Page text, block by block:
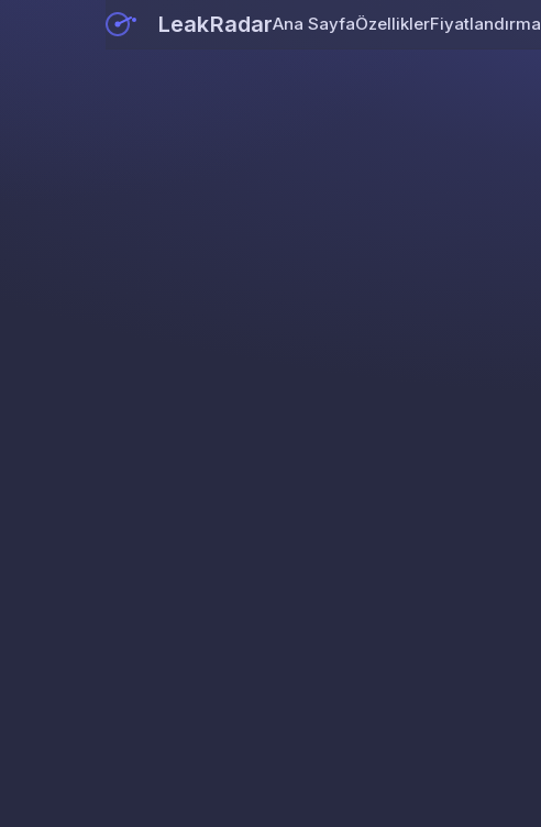
LeakRadarAna SayfaÖzelliklerFiyatlandırma